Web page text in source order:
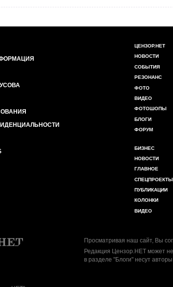
ЦЕНЗОР.НЕТ
НОВОСТИ
СОБЫТИЯ
РЕЗОНАНС
ФОТО
ВИДЕО
ФОТОШОПЫ
БЛОГИ
ФОРУМ
БИЗНЕС
НОВОСТИ
ГЛАВНОЕ
СПЕЦПРОЕКТЫ
ПУБЛИКАЦИИ
КОЛОНКИ
ВИДЕО
Просматривая наш сайт, Вы
Редакция Цензор.НЕТ может
в разделе "Блоги" несут авторы